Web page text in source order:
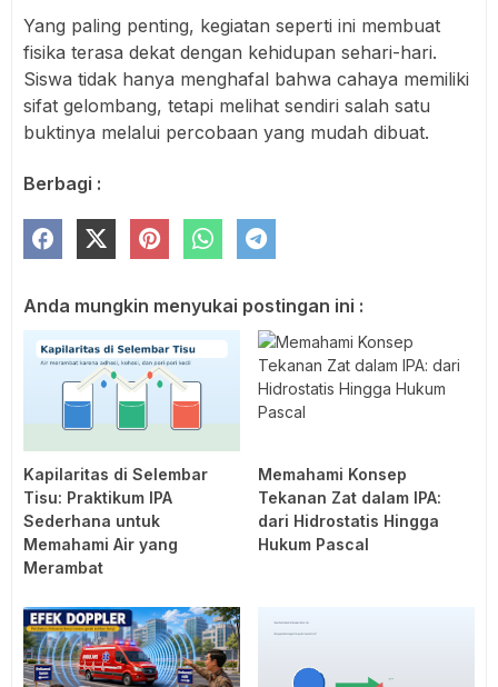
Yang paling penting, kegiatan seperti ini membuat
fisika terasa dekat dengan kehidupan sehari-hari.
Siswa tidak hanya menghafal bahwa cahaya memiliki
sifat gelombang, tetapi melihat sendiri salah satu
buktinya melalui percobaan yang mudah dibuat.
Berbagi :
Anda mungkin menyukai postingan ini :
Kapilaritas di Selembar
Tisu: Praktikum IPA
Sederhana untuk
Memahami Air yang
Merambat
Memahami Konsep
Tekanan Zat dalam IPA:
dari Hidrostatis Hingga
Hukum Pascal